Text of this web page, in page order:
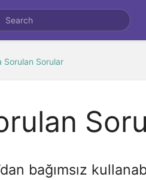
Sorulan Sorular
bağımsız